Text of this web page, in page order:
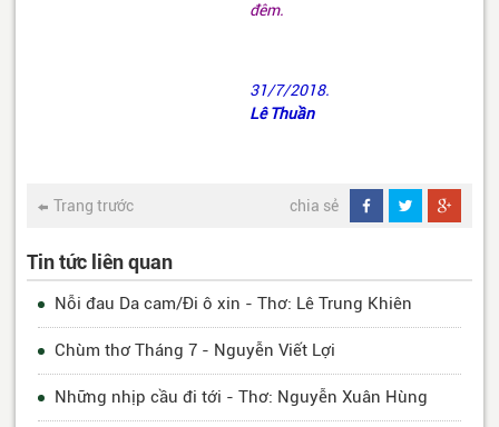
đêm.
31/7/2018.
Lê Thuần
Trang trước chia sẻ
Tin tức liên quan
Nỗi đau Da cam/Đi ô xin - Thơ: Lê Trung Khiên
Chùm thơ Tháng 7 - Nguyễn Viết Lợi
Những nhịp cầu đi tới - Thơ: Nguyễn Xuân Hùng